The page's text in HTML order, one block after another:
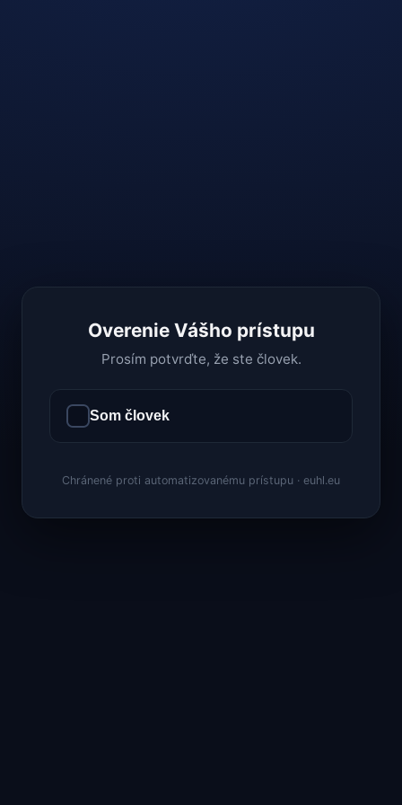
Overenie Vášho prístupu
Prosím potvrďte, že ste človek.
Som človek
Chránené proti automatizovanému prístupu · euhl.eu